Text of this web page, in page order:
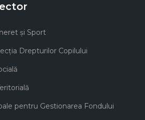
şi Sport
Drepturilor Copilului
pentru Gestionarea Fondului